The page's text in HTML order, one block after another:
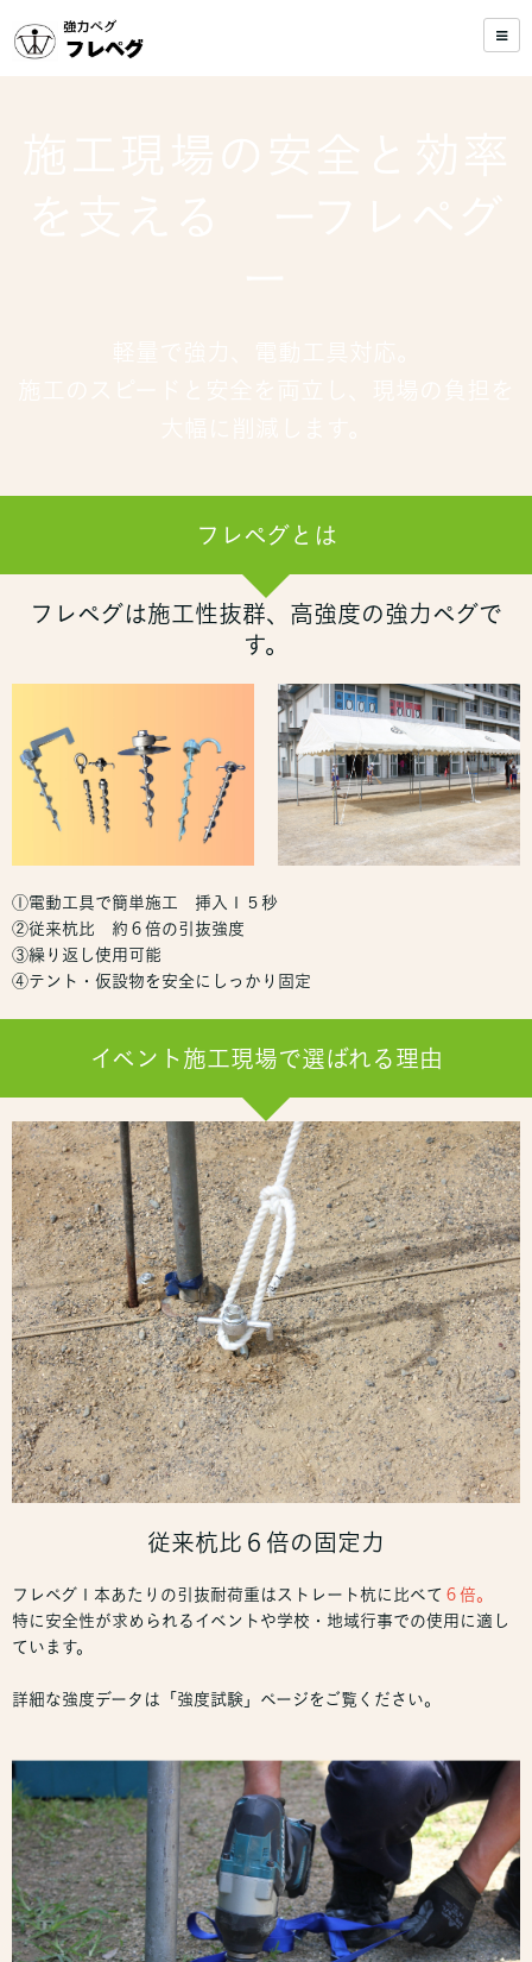
フレペグとは
フレペグは施工性抜群、高強度の強力ペグで
す。
①電動工具で簡単施工 挿入１５秒
②従来杭比 約６倍の引抜強度
③繰り返し使用可能
④テント・仮設物を安全にしっかり固定
イベント施工現場で選ばれる理由
従来杭比６倍の固定力
フレペグ１本あたりの引抜耐荷重はストレート杭に比べて ６倍。
特に安全性が求められるイベントや学校・地域行事での使用に適し
ています。
詳細な強度データは「強度試験」ページをご覧ください。